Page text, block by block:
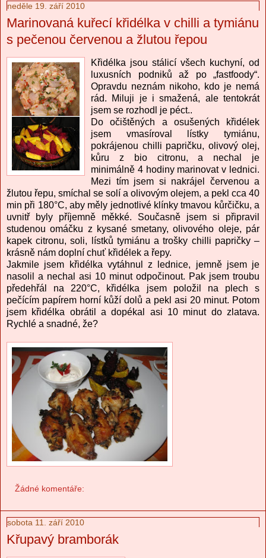
neděle 19. září 2010
Marinovaná kuřecí křidélka v chilli a tymiánu
s pečenou červenou a žlutou řepou
Křidélka jsou stálicí všech kuchyní, od
luxusních podniků až po „fastfoody“.
Opravdu neznám nikoho, kdo je nemá
rád. Miluji je i smažená, ale tentokrát
jsem se rozhodl je péct..
Do očištěných a osušených křidélek
jsem vmasíroval lístky tymiánu,
pokrájenou chilli papričku, olivový olej,
kůru z bio citronu, a nechal je
minimálně 4 hodiny marinovat v lednici.
Mezi tím jsem si nakrájel červenou a
žlutou řepu, smíchal se solí a olivovým olejem, a pekl cca 40
min při 180°C, aby měly jednotlivé klínky tmavou kůrčičku, a
uvnitř byly příjemně měkké. Současně jsem si připravil
studenou omáčku z kysané smetany, olivového oleje, pár
kapek citronu, soli, lístků tymiánu a trošky chilli papričky –
krásně nám doplní chuť křidélek a řepy.
Jakmile jsem křidélka vytáhnul z lednice, jemně jsem je
nasolil a nechal asi 10 minut odpočinout. Pak jsem troubu
předehřál na 220°C, křidélka jsem položil na plech s
pečícím papírem horní kůží dolů a pekl asi 20 minut. Potom
jsem křidélka obrátil a dopékal asi 10 minut do zlatava.
Rychlé a snadné, že?
Žádné komentáře:
sobota 11. září 2010
Křupavý bramborák